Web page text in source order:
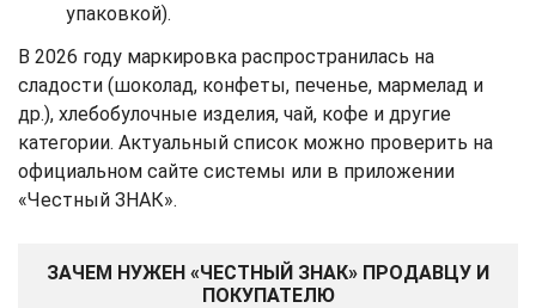
упаковкой).
В 2026 году маркировка распространилась на
сладости (шоколад, конфеты, печенье, мармелад и
др.), хлебобулочные изделия, чай, кофе и другие
категории. Актуальный список можно проверить на
официальном сайте системы или в приложении
«Честный ЗНАК».
ЗАЧЕМ НУЖЕН «ЧЕСТНЫЙ ЗНАК» ПРОДАВЦУ И
ПОКУПАТЕЛЮ